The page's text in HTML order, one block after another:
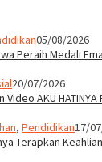
05/08/2026
Peraih Medali
20/07/2026
AKU
, Pendidikan17/
Terapkan